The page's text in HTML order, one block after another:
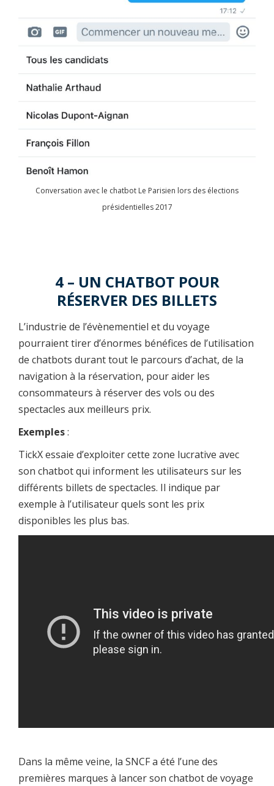
Conversation avec le chatbot Le Parisien lors des élections
présidentielles 2017
4 – UN CHATBOT POUR
RÉSERVER DES BILLETS
L’industrie de l’évènementiel et du voyage
pourraient tirer d’énormes bénéfices de l’utilisation
de chatbots durant tout le parcours d’achat, de la
navigation à la réservation, pour aider les
consommateurs à réserver des vols ou des
spectacles aux meilleurs prix.
Exemples:
TickX essaie d’exploiter cette zone lucrative avec
son chatbot qui informent les utilisateurs sur les
différents billets de spectacles. Il indique par
exemple à l’utilisateur quels sont les prix
disponibles les plus bas.
Dans la même veine, la SNCF a été l’une des
premières marques à lancer son chatbot de voyage